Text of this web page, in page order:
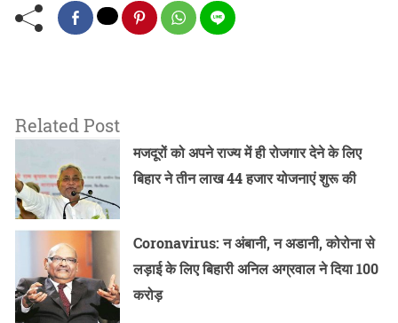
Related Post
मजदूरों को अपने राज्य में ही रोजगार देने के लिए
बिहार ने तीन लाख 44 हजार योजनाएं शुरू की
Coronavirus: न अंबानी, न अडानी, कोरोना से
लड़ाई के लिए बिहारी अनिल अग्रवाल ने दिया 100
करोड़